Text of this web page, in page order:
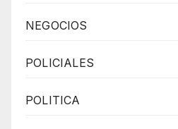
NEGOCIOS
POLICIALES
POLITICA